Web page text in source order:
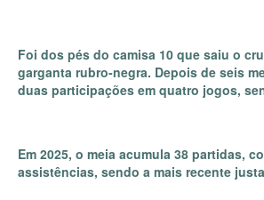
Foi dos pés do camisa 10 que saiu o
garganta rubro-negra. Depois de seis
duas participações em quatro jogos,
Em 2025, o meia acumula 38 partidas,
assistências, sendo a mais recente